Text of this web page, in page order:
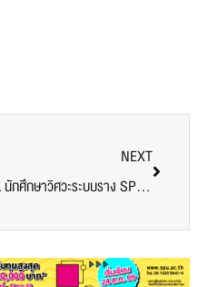
อุดมศึกษา
NEXT
นักศึกษาวิศวะระบบราง SPU คว้าชนะเลิศเวทีนวัตกรรมระดับลุ่มน้ำโขง นำเสนอผลงานพัฒนา AI ตรวจจับสิ่งกีดขวางบนรถตรวจราง